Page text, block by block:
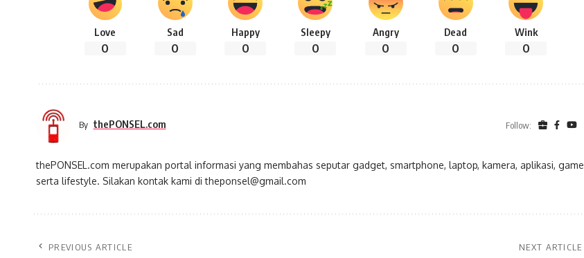
Love
0
Sad
0
Happy
0
Sleepy
0
Angry
0
Dead
0
Wink
0
By thePONSEL.com Follow:
thePONSEL.com merupakan portal informasi yang membahas seputar gadget, smartphone, laptop, kamera, aplikasi, game
serta lifestyle. Silakan kontak kami di theponsel@gmail.com
PREVIOUS ARTICLE NEXT ARTICLE